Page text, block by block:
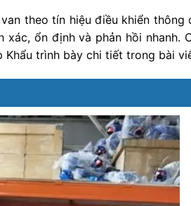
theo tín hiệu điều khiển thông
ổn định và phản hồi nhanh.
trình bày chi tiết trong bài